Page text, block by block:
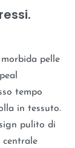
pelle
tempo
in tessuto.
pulito di
centrale